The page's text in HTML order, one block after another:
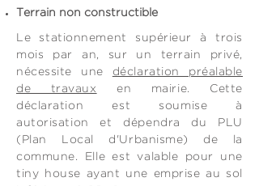
Terrain non constructible
Le stationnement supérieur à trois
mois par an, sur un terrain privé,
nécessite une déclaration préalable
de travaux
en mairie. Cette
déclaration est soumise à
autorisation et dépendra du PLU
(Plan Local d'Urbanisme) de la
commune. Elle est valable pour une
tiny house ayant une emprise au sol